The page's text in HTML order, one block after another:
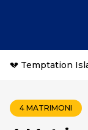
💔 Temptation
4 MATRIMONI